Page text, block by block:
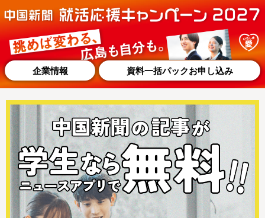
企業情報 資料一括パックお申し込み